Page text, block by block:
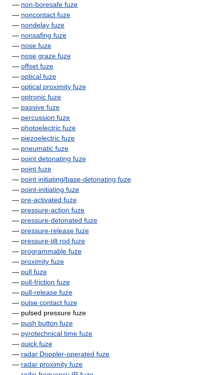
— non-boresafe fuze
— noncontact fuze
— nondelay fuze
— nonsafing fuze
— nose fuze
— nose graze fuze
— offset fuze
— optical fuze
— optical proximity fuze
— optronic fuze
— passive fuze
— percussion fuze
— photoelectric fuze
— piezoelectric fuze
— pneumatic fuze
— point detonating fuze
— point fuze
— point initiating/base-detonating fuze
— point-initiating fuze
— pre-activated fuze
— pressure-action fuze
— pressure-detonated fuze
— pressure-release fuze
— pressure-tilt rod fuze
— programmable fuze
— proximity fuze
— pull fuze
— pull-friction fuze
— pull-release fuze
— pulse contact fuze
— pulsed pressure fuze
— push button fuze
— pyrotechnical time fuze
— quick fuze
— radar Doppler-operated fuze
— radar proximity fuze